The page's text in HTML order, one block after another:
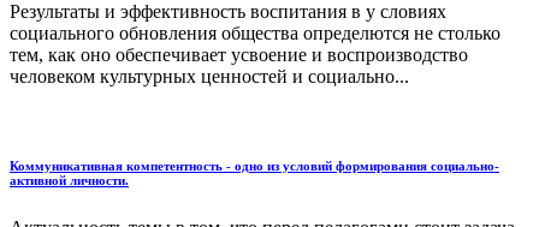
Результаты и эффективность воспитания в у словиях
социального обновления общества определются не столько
тем, как оно обеспечивает усвоение и воспроизводство
человеком культурных ценностей и социально...
Коммуникативная компетентность - одно из условий формирования социально-
активной личности.